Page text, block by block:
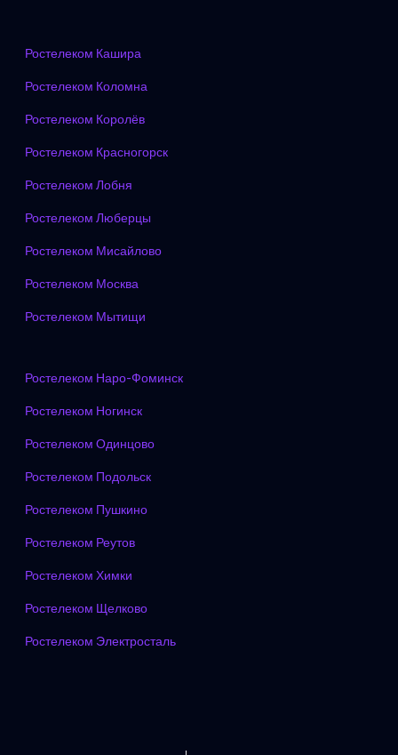
Ростелеком Кашира
Ростелеком Коломна
Ростелеком Королёв
Ростелеком Красногорск
Ростелеком Лобня
Ростелеком Люберцы
Ростелеком Мисайлово
Ростелеком Москва
Ростелеком Мытищи
Ростелеком Наро-Фоминск
Ростелеком Ногинск
Ростелеком Одинцово
Ростелеком Подольск
Ростелеком Пушкино
Ростелеком Реутов
Ростелеком Химки
Ростелеком Щелково
Ростелеком Электросталь